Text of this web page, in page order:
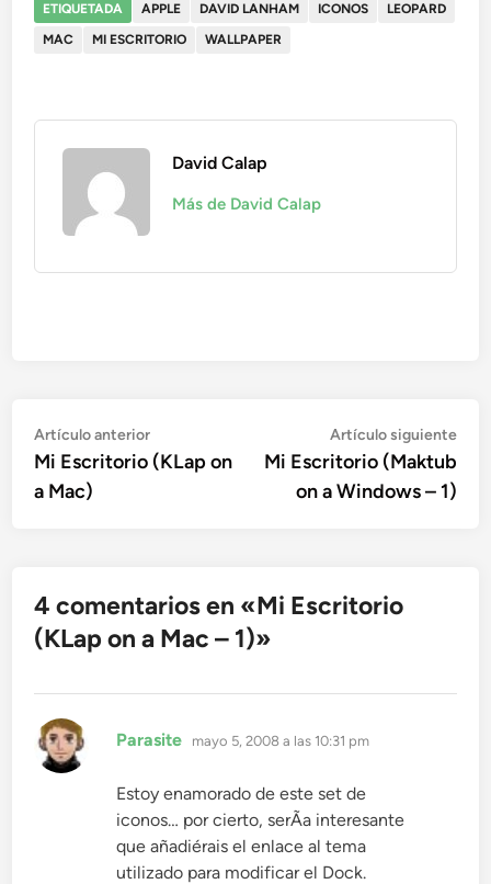
ETIQUETADA APPLE DAVID LANHAM ICONOS
LEOPARD
MAC
MI ESCRITORIO WALLPAPER
David Calap
Más de David Calap
Navegación
de
entradas
Artículo anteriorArtículo
anterior:
Mi Escritorio (KLap on
a Mac)
Artículo siguiente
Mi Escritorio (Maktub
on a Windows – 1)
4 comentarios en «Mi Escritorio
(KLap on a Mac – 1)»
Parasite dice:
mayo 5, 2008 a las 10:31 pm
Estoy enamorado de este set de
iconos… por cierto, serÃ­a interesante
que añadiérais el enlace al tema
utilizado para modificar el Dock.